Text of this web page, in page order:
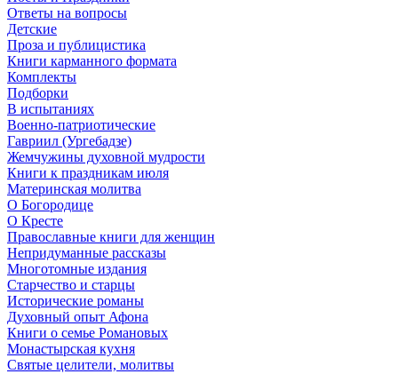
Ответы на вопросы
Детские
Проза и публицистика
Книги карманного формата
Комплекты
Подборки
В испытаниях
Военно-патриотические
Гавриил (Ургебадзе)
Жемчужины духовной мудрости
Книги к праздникам июля
Материнская молитва
О Богородице
О Кресте
Православные книги для женщин
Непридуманные рассказы
Многотомные издания
Старчество и старцы
Исторические романы
Духовный опыт Афона
Книги о семье Романовых
Монастырская кухня
Святые целители, молитвы